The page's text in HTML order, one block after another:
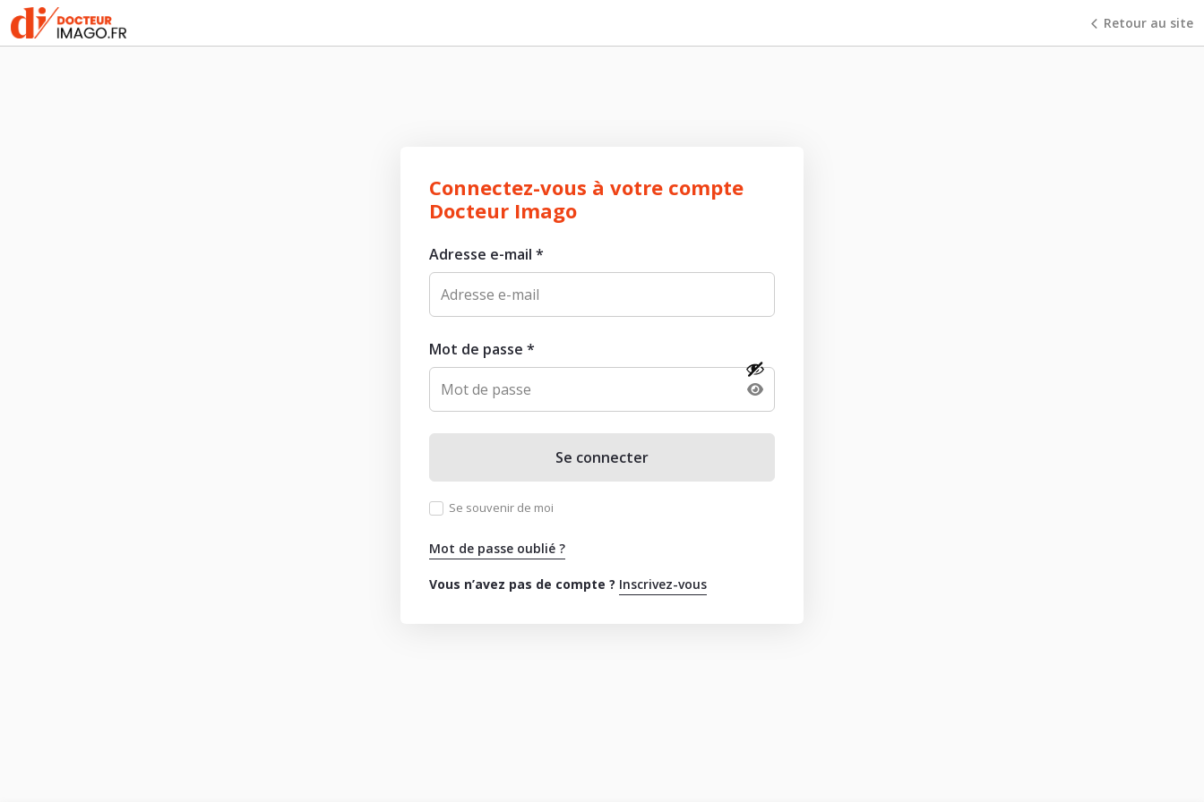
Retour au site
Connectez-vous à votre compte
Docteur Imago
Adresse e-mail *
Mot de passe *
Se connecter
Se souvenir de moi
Mot de passe oublié ?
Vous n’avez pas de compte ? Inscrivez-vous